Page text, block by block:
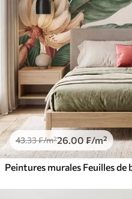
43.33₣/m²26.00₣/m²